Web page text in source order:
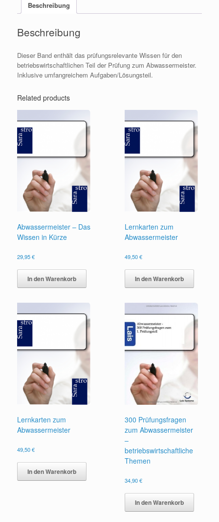
Beschreibung
Beschreibung
Dieser Band enthält das prüfungsrelevante Wissen für den
betriebswirtschaftlichen Teil der Prüfung zum Abwassermeister.
Inklusive umfangreichem Aufgaben/Lösungsteil.
Related products
Abwassermeister – Das
Wissen in Kürze
29,95€
In den Warenkorb
Lernkarten zum
Abwassermeister
49,50€
In den Warenkorb
Lernkarten zum
Abwassermeister
49,50€
In den Warenkorb
300 Prüfungsfragen
zum Abwassermeister
–
betriebswirtschaftliche
Themen
34,90€
In den Warenkorb